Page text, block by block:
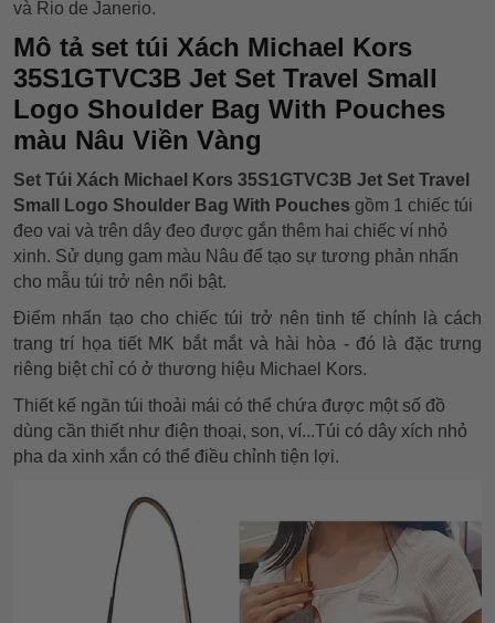
và Rio de Janerio.
Mô tả set túi Xách Michael Kors
35S1GTVC3B Jet Set Travel Small
Logo Shoulder Bag With Pouches
màu Nâu Viền Vàng
Set Túi Xách Michael Kors 35S1GTVC3B Jet Set Travel
Small Logo Shoulder Bag With Pouches gồm 1 chiếc túi
đeo vai và trên dây đeo được gắn thêm hai chiếc ví nhỏ
xinh. Sử dụng gam màu Nâu để tạo sự tương phản nhấn
cho mẫu túi trở nên nổi bật.
Điểm nhấn tạo cho chiếc túi trở nên tinh tế chính là cách
trang trí họa tiết MK bắt mắt và hài hòa - đó là đặc trưng
riêng biệt chỉ có ở thương hiệu Michael Kors.
Thiết kế ngăn túi thoải mái có thể chứa được một số đồ
dùng cần thiết như điện thoại, son, ví...Túi có dây xích nhỏ
pha da xinh xắn có thể điều chỉnh tiện lợi.